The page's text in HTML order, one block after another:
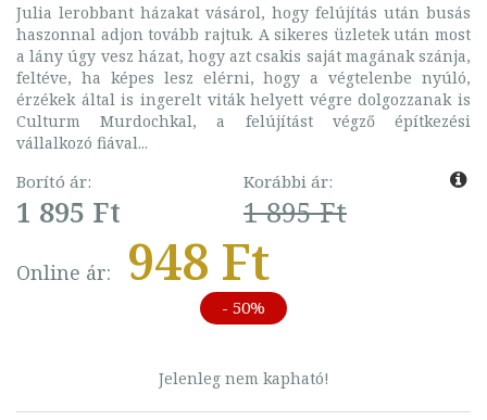
Julia lerobbant házakat vásárol, hogy felújítás után busás
haszonnal adjon tovább rajtuk. A sikeres üzletek után most
a lány úgy vesz házat, hogy azt csakis saját magának szánja,
feltéve, ha képes lesz elérni, hogy a végtelenbe nyúló,
érzékek által is ingerelt viták helyett végre dolgozzanak is
Culturm Murdochkal, a felújítást végző építkezési
vállalkozó fiával...
Borító ár:
1 895 Ft
Korábbi ár:
1 895 Ft
Online ár: 948 Ft
- 50%
Jelenleg nem kapható!